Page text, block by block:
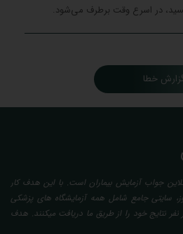
خطا
جواب آزمایش بیماران است. با این هدف کار
کردیم و امروز، سایتی جامع شامل همه آزمایشگاه های پزشکی
نتایج خود را از طریق ما دریافت میکنند. هدف